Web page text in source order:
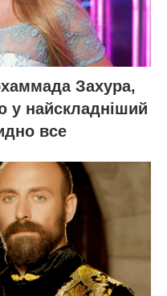
Захура,
у найскладніший
все